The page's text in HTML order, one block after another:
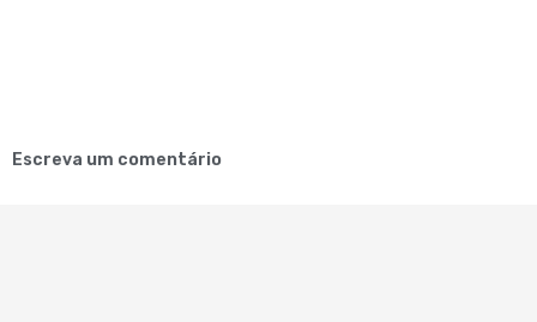
Escreva um comentário